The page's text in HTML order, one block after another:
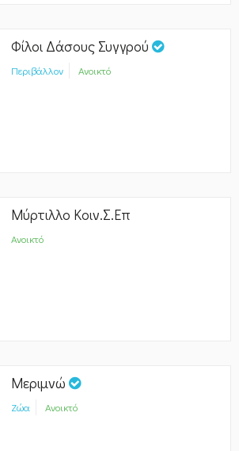
Φίλοι Δάσους Συγγρού
Περιβάλλον Ανοικτό
Μύρτιλλο Κοιν.Σ.Επ
Ανοικτό
Μεριμνώ
Ζώα Ανοικτό